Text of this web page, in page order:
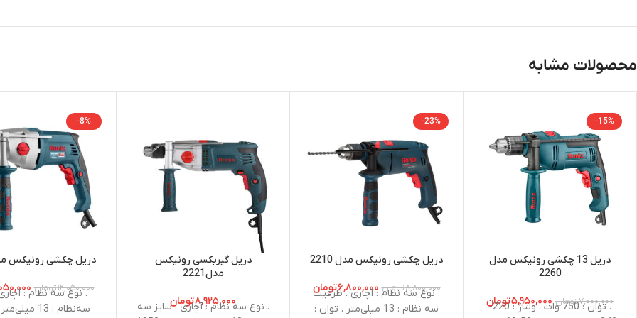
محصولات مشابه
-15%
دریل 13 چکشی رونیکس مدل
2260
۷,۰۰۰,۰۰۰تومان ۵,۹۵۰,۰۰۰تومان
. توان : 750 وات . ولتاژ : 220-
-23%
دریل چکشی رونیکس مدل 2210
۸,۸۰۰,۰۰۰تومان ۶,۸۰۰,۰۰۰تومان
. نوع سه نظام : آچاری . ظرفیت
سه نظام : 13 میلی‌متر . توان :
دریل گیربکسی رونیکس
مدل2221
۸,۹۲۵,۰۰۰تومان
. نوع سه نظام : آچاری . سایز سه
-8%
دریل چکشی رونیکس مدل
۱۲,۰۵۰,۰۰۰تومان
. نوع سه نظام :
سه‌نظام : 13